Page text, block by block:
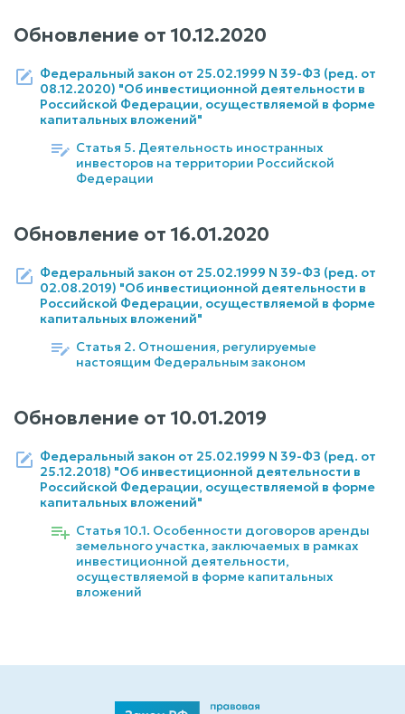
Обновление от 10.12.2020
Федеральный закон от 25.02.1999 N 39-ФЗ (ред. от
08.12.2020) "Об инвестиционной деятельности в
Российской Федерации, осуществляемой в форме
капитальных вложений"
Статья 5. Деятельность иностранных
инвесторов на территории Российской
Федерации
Обновление от 16.01.2020
Федеральный закон от 25.02.1999 N 39-ФЗ (ред. от
02.08.2019) "Об инвестиционной деятельности в
Российской Федерации, осуществляемой в форме
капитальных вложений"
Статья 2. Отношения, регулируемые
настоящим Федеральным законом
Обновление от 10.01.2019
Федеральный закон от 25.02.1999 N 39-ФЗ (ред. от
25.12.2018) "Об инвестиционной деятельности в
Российской Федерации, осуществляемой в форме
капитальных вложений"
Статья 10.1. Особенности договоров аренды
земельного участка, заключаемых в рамках
инвестиционной деятельности,
осуществляемой в форме капитальных
вложений